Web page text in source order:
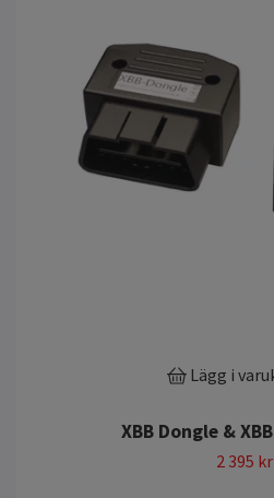
Lägg i
XBB Dongle &
2 395 kr